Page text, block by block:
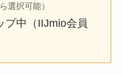
選択可能）
プ中（IIJmio会員